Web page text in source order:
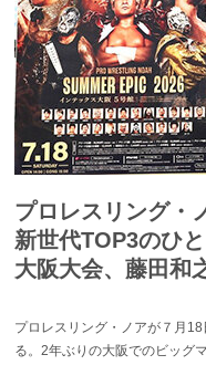
プロレスリング・
新世代TOP3のひ
大阪大会、藤田和
プロレスリング・ノアが７月
る。2年ぶりの大阪でのビッグ